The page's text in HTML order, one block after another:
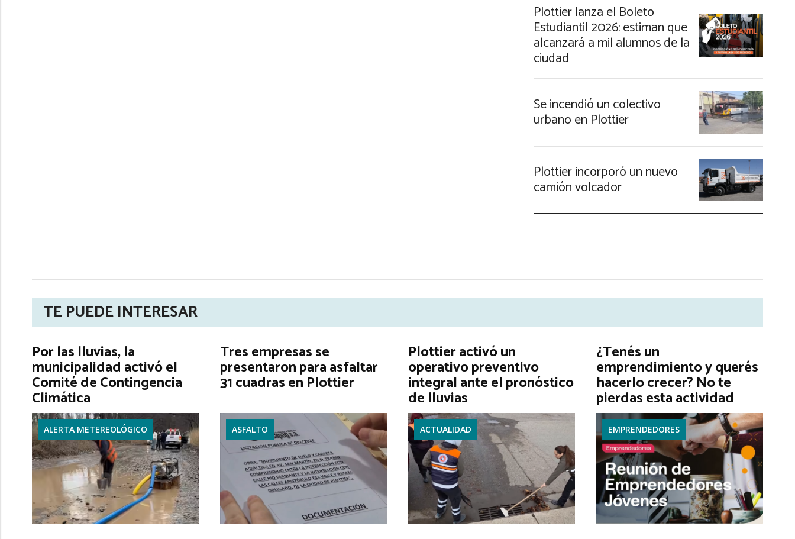
Plottier lanza el Boleto
Estudiantil 2026: estiman que
alcanzará a mil alumnos de la
ciudad
Se incendió un colectivo
urbano en Plottier
Plottier incorporó un nuevo
camión volcador
TE PUEDE INTERESAR
Por las lluvias, la
municipalidad activó el
Comité de Contingencia
Climática
ALERTA METEREOLÓGICO
Tres empresas se
presentaron para asfaltar
31 cuadras en Plottier
ASFALTO
Plottier activó un
operativo preventivo
integral ante el pronóstico
de lluvias
ACTUALIDAD
¿Tenés un
emprendimiento y querés
hacerlo crecer? No te
pierdas esta actividad
EMPRENDEDORES